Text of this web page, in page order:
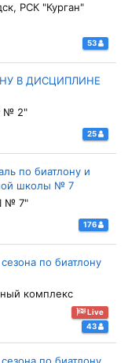
РСК "Курган"
53
В ДИСЦИПЛИНЕ
№ 2"
25
по биатлону и
школы № 7
№ 7"
176
по биатлону
комплекс
Live
43